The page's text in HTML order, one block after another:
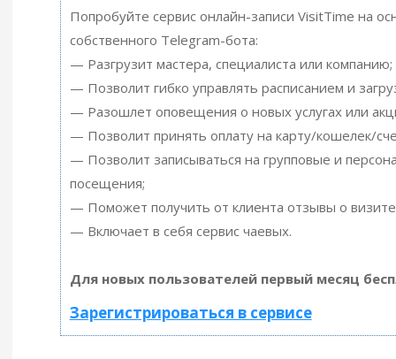
Попробуйте сервис онлайн-записи VisitTime на
собственного Telegram-бота:
— Разгрузит мастера, специалиста или компанию;
— Позволит гибко управлять расписанием и
— Разошлет оповещения о новых услугах или
— Позволит принять оплату на карту/кошелек/
— Позволит записываться на групповые и
посещения;
— Поможет получить от клиента отзывы о визите
— Включает в себя сервис чаевых.
Для новых пользователей первый месяц
Зарегистрироваться в сервисе